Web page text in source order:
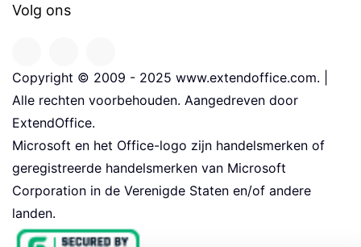
Volg ons
Copyright © 2009 - 2025 www.extendoffice.com. |
Alle rechten voorbehouden. Aangedreven door
ExtendOffice.
Microsoft en het Office-logo zijn handelsmerken of
geregistreerde handelsmerken van Microsoft
Corporation in de Verenigde Staten en/of andere
landen.